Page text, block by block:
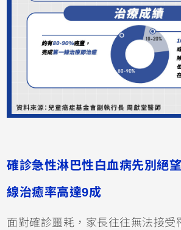
確診急性淋巴性白血病先別絕
線治癒率高達9成
面對確診噩耗，家長往往無法接受